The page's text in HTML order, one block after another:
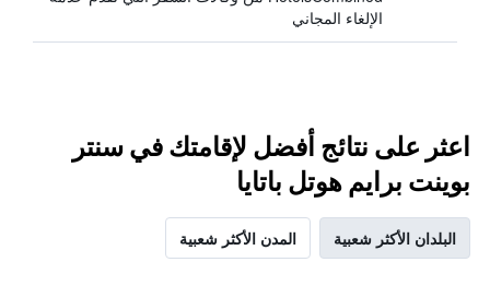
الإلغاء المجاني
اعثر على نتائج أفضل لإقامتك في سنتر
بوينت برايم هوتل باتايا
البلدان الأكثر شعبية المدن الأكثر شعبية